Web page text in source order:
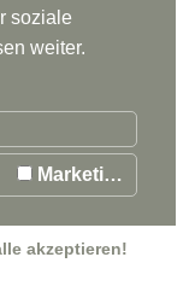
soziale
weiter.
Marketing
akzeptieren!
rund um die
ITS-Systems,
vor Ort
zählen
der Betrieb von
vom